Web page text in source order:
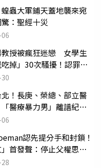
蟲大軍鋪天蓋地襲來宛
：聖經十災
教授被瘋狂迷戀 女學生
掉」30次騷擾！認罪免
！長庚、榮總、部立醫
醫療暴力男」離譜紀錄
認先提分手和封鎖！
」首發聲：停止父權思維